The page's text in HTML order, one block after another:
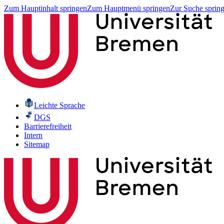
Zum Hauptinhalt springenZum Hauptmenü springenZur Suche
Leichte Sprache
DGS
Barrierefreiheit
Intern
Sitemap